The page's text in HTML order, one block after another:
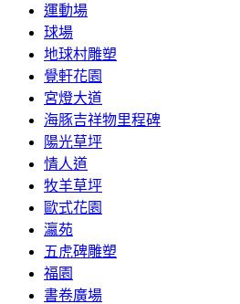
運動場
球場
地球村雕塑
覺軒花園
宮燈大道
海豚吉祥物里程碑
陽光草坪
情人道
牧羊草坪
歐式花園
瀛苑
五虎碑雕塑
福園
書卷廣場